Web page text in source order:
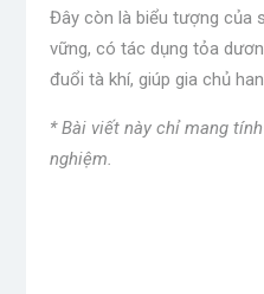
Đây còn là biểu tượng của
vững, có tác dụng tỏa
đuổi tà khí, giúp gia chủ
* Bài viết này chỉ mang
nghiệm.